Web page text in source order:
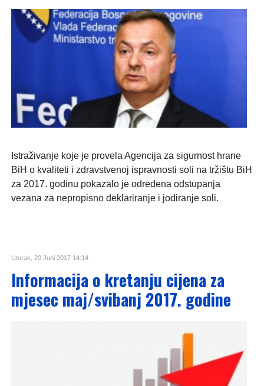
Istraživanje koje je provela Agencija za sigurnost hrane
BiH o kvaliteti i zdravstvenoj ispravnosti soli na tržištu BiH
za 2017. godinu pokazalo je određena odstupanja
vezana za nepropisno deklariranje i jodiranje soli.
Utorak, 20 Juni 2017 14:14
Informacija o kretanju cijena za
mjesec maj/svibanj 2017. godine